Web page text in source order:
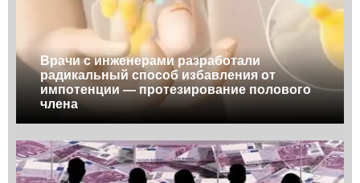
Врачи с инженерами разработали
радикальный способ избавления от
импотенции — протезирование полового
члена